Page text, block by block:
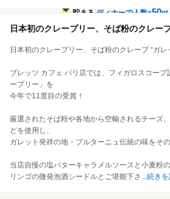
貯まるディナーで人数×50pt
日本初のクレープリー、そば粉のクレー
日本初のクレープリー、そば粉のクレープ “ガレ
ブレッツ カフェ パリ店では、フィガロスコー
ープリー」を
今年で11度目の受賞！
厳選されたそば粉や各地から空輸されるチーズ
どを使用し、
ガレット発祥の地・ブルターニュ伝統の味をその
当店自慢の塩バターキャラメルソースと小麦粉
リンゴの微発泡酒シードルとご堪能下さ ...続き